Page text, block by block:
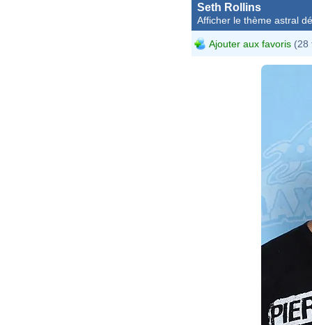
Seth Rollins
Afficher le thème astral
Ajouter aux favoris (28